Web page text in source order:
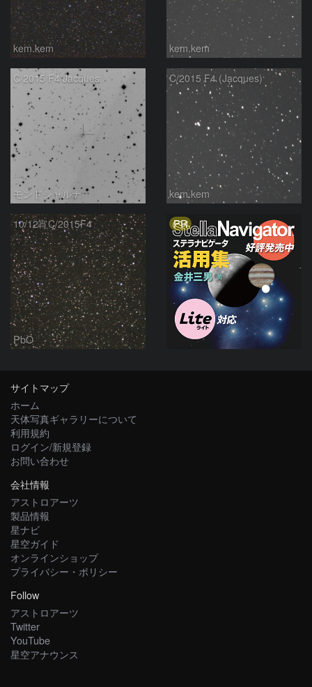
kem.kem kem.kem
C/2015 F4/Jacques
モンドシャルナ
C/2015 F4 (Jacques)
kem.kem
10/12宵C/2015F4
PbO
PR
サイトマップ
ホーム
天体写真ギャラリーについて
利用規約
ログイン/新規登録
お問い合わせ
会社情報
アストロアーツ
製品情報
星ナビ
星空ガイド
オンラインショップ
プライバシー・ポリシー
Follow
アストロアーツ
Twitter
YouTube
星空アナウンス